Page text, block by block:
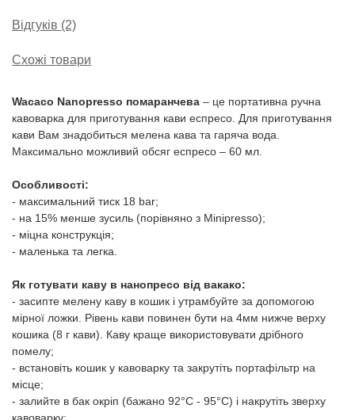
Відгуків (2)
Схожі товари
Wacaco Nanopresso помаранчева – це портативна ручна
кавоварка для приготування кави еспресо. Для приготування
кави Вам знадобиться мелена кава та гаряча вода.
Максимально можливий обсяг еспресо – 60 мл.
Особливості:
- максимальний тиск 18 bar;
- на 15% менше зусиль (порівняно з Minipresso);
- міцна конструкція;
- маленька та легка.
Як готувати каву в нанопресо від вакако:
- засипте мелену каву в кошик і утрамбуйте за допомогою
мірної ложки. Рівень кави повинен бути на 4мм нижче верху
кошика (8 г кави). Каву краще використовувати дрібного
помелу;
- встановіть кошик у кавоварку та закрутіть портафільтр на
місце;
- залийте в бак окріп (бажано 92°С - 95°С) і накрутіть зверху